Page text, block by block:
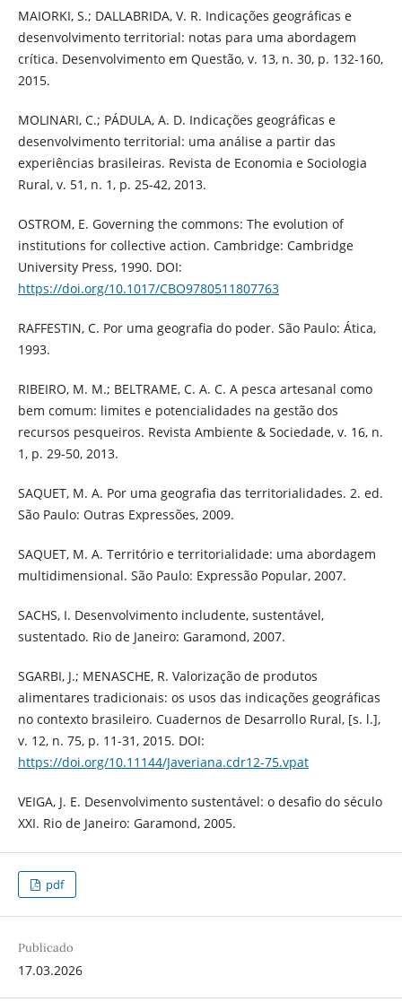
MAIORKI, S.; DALLABRIDA, V. R. Indicações geográficas e
desenvolvimento territorial: notas para uma abordagem
crítica. Desenvolvimento em Questão, v. 13, n. 30, p. 132-160,
2015.
MOLINARI, C.; PÁDULA, A. D. Indicações geográficas e
desenvolvimento territorial: uma análise a partir das
experiências brasileiras. Revista de Economia e Sociologia
Rural, v. 51, n. 1, p. 25-42, 2013.
OSTROM, E. Governing the commons: The evolution of
institutions for collective action. Cambridge: Cambridge
University Press, 1990. DOI:
https://doi.org/10.1017/CBO9780511807763
RAFFESTIN, C. Por uma geografia do poder. São Paulo: Ática,
1993.
RIBEIRO, M. M.; BELTRAME, C. A. C. A pesca artesanal como
bem comum: limites e potencialidades na gestão dos
recursos pesqueiros. Revista Ambiente & Sociedade, v. 16, n.
1, p. 29-50, 2013.
SAQUET, M. A. Por uma geografia das territorialidades. 2. ed.
São Paulo: Outras Expressões, 2009.
SAQUET, M. A. Território e territorialidade: uma abordagem
multidimensional. São Paulo: Expressão Popular, 2007.
SACHS, I. Desenvolvimento includente, sustentável,
sustentado. Rio de Janeiro: Garamond, 2007.
SGARBI, J.; MENASCHE, R. Valorização de produtos
alimentares tradicionais: os usos das indicações geográficas
no contexto brasileiro. Cuadernos de Desarrollo Rural, [s. l.],
v. 12, n. 75, p. 11-31, 2015. DOI:
https://doi.org/10.11144/Javeriana.cdr12-75.vpat
VEIGA, J. E. Desenvolvimento sustentável: o desafio do século
XXI. Rio de Janeiro: Garamond, 2005.
pdf
Publicado
17.03.2026